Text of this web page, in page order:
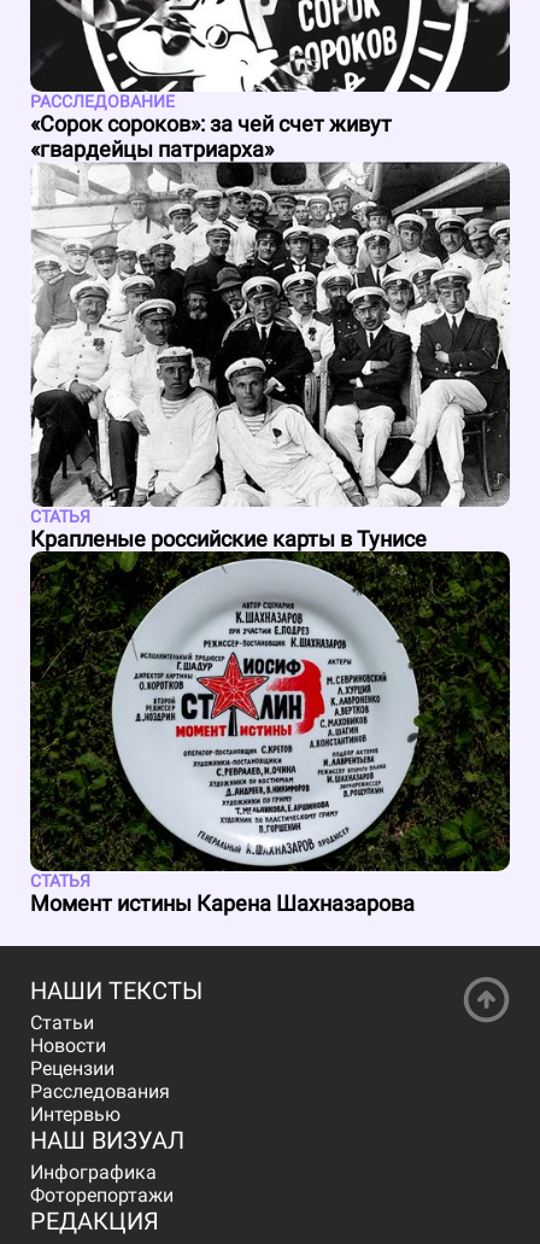
РАССЛЕДОВАНИЕ
«Сорок сороков»: за чей счет живут
«гвардейцы патриарха»
СТАТЬЯ
Крапленые российские карты в Тунисе
СТАТЬЯ
Момент истины Карена Шахназарова
НАШИ ТЕКСТЫ
Статьи
Новости
Рецензии
Расследования
Интервью
НАШ ВИЗУАЛ
Инфографика
Фоторепортажи
РЕДАКЦИЯ